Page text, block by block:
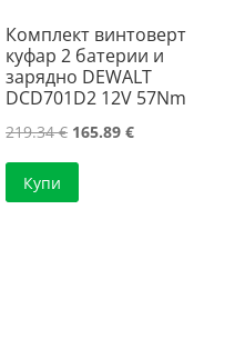
Комплект винтоверт
куфар 2 батерии и
зарядно DEWALT
DCD701D2 12V 57Nm
219.34€ Original
price
165.89€Текущата
Купи